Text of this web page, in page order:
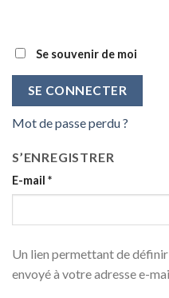
Se souvenir de moi
SE CONNECTER
Mot de passe perdu ?
S’ENREGISTRER
E-mail *
Un lien permettant de définir
envoyé à votre adresse e-